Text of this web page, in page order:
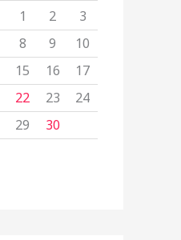
1
2
3
8 9
10
15 16
17
22 23
24
29 30